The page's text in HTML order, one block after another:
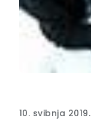
10. svibnja 2019.